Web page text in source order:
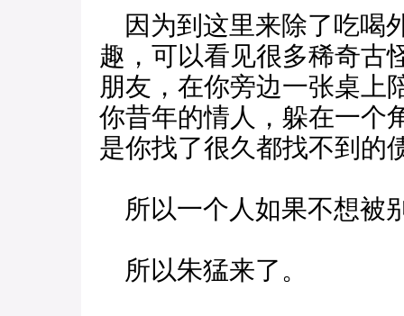
因为到这里来除了吃喝
趣，可以看见很多稀奇古
朋友，在你旁边一张桌上
你昔年的情人，躲在一个
是你找了很久都找不到的
所以一个人如果不想被
所以朱猛来了。